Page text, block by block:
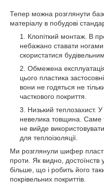
Тепер можна розглянути
матеріалу в побудові
Клопіткий монтаж. В
небажано ставати
скористатися
Обмежена
цього пластика
вони не годяться не
часткового покриття.
Низький теплозахист.
невелика товщина. Саме
не вийде
для теплоізоляції.
Ми розглянули шифер
проти. Як видно, достоїнств
більше, що і робить його
покрівельних покриттів.